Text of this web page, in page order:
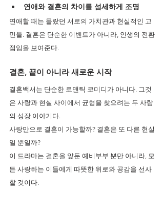
연애와 결혼의 차이를 섬세하게 조명
연애할 때는 몰랐던 서로의 가치관과 현실적인 고
민들. 결혼은 단순한 이벤트가 아니라, 인생의 전환
점임을 보여준다.
결혼, 끝이 아니라 새로운 시작
결혼백서는 단순한 로맨틱 코미디가 아니다. 그것
은 사랑과 현실 사이에서 균형을 찾으려는 두 사람
의 성장 이야기다.
사랑만으로 결혼이 가능할까? 결혼은 또 다른 현실
일 뿐일까?
이 드라마는 결혼을 앞둔 예비부부 뿐만 아니라, 모
든 사랑하는 이들에게 따뜻한 위로와 공감을 선사
할 것이다.